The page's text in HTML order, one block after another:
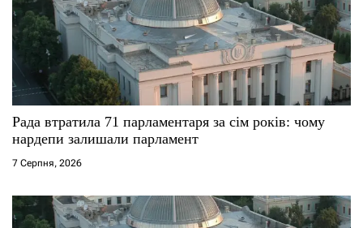
Рада втратила 71 парламентаря за сім років: чому
нардепи залишали парламент
7 Серпня, 2026